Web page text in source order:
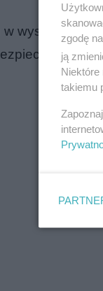
wysokości
w
zgodę
ją
Niektóre
takiemu